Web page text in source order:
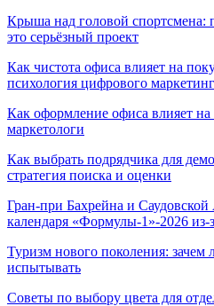
Крыша над головой
это серьёзный проект
Как чистота офиса влияет на
психология цифрового
Как оформление офиса влияет
маркетологи
Как выбрать подрядчика для
стратегия поиска и оценки
Гран-при Бахрейна и
календаря «Формулы-1»-2026 из-
Туризм нового поколения: зачем
испытывать
Советы по выбору цвета для